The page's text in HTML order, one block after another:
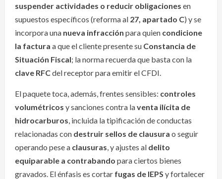
suspender actividades o reducir obligaciones en
supuestos específicos (reforma al 27, apartado C) y se
incorpora una nueva infracción para quien condicione
la factura a que el cliente presente su Constancia de
Situación Fiscal; la norma recuerda que basta con la
clave RFCdel receptor para emitir el CFDI.
El paquete toca, además, frentes sensibles: controles
volumétricos y sanciones contra laventa ilícita de
hidrocarburos, incluida la tipificación de conductas
relacionadas con destruir sellos de clausura o seguir
operando pese a clausuras, y ajustes al delito
equiparable a contrabando para ciertos bienes
gravados. El énfasis es cortar fugas de IEPS y fortalecer